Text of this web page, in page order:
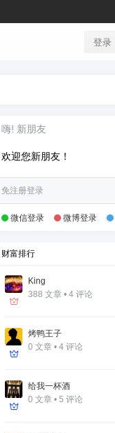
登录
嗨! 新朋友
欢迎您新朋友！
免注册登录
微信登录 微博登录
财富排行
King
388 文章 • 4 评论
烤鸭王子
0 文章 • 4 评论
给我一杯酒
0 文章 • 5 评论